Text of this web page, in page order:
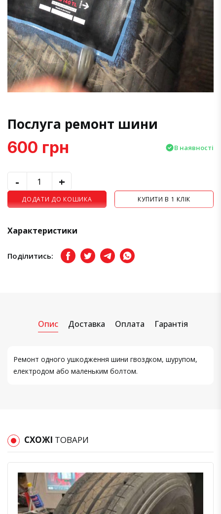
Послуга ремонт шини
600 грн В наявності
- +
ДОДАТИ ДО КОШИКА КУПИТИ В 1 КЛІК
Характеристики
Поділитись: FacebookTwitterTelegram
Viber
Опис Доставка Оплата Гарантія
Ремонт одного ушкодження шини гвоздком, шурупом,
електродом або маленьким болтом.
СХОЖІ ТОВАРИ